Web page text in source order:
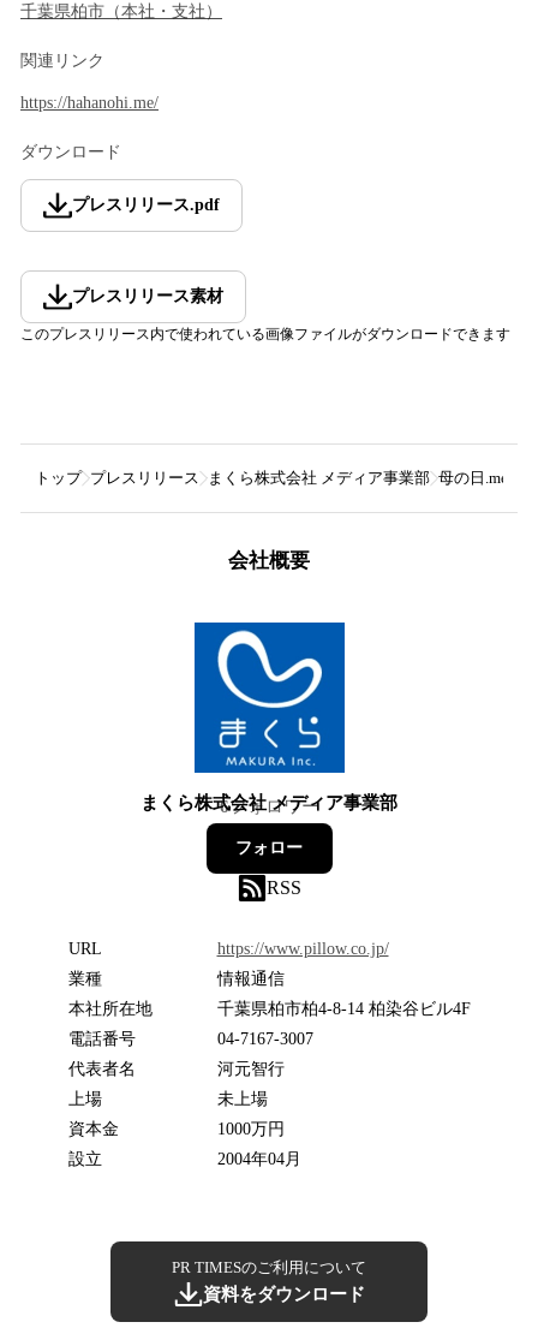
千葉県柏市 （本社・支社 ）
関連リンク
https://hahanohi.me/
ダウンロード
プレスリリース.pdf
プレスリリース素材
このプレスリリース内で使われている画像ファイルがダウンロードできます
トップ プレスリリース まくら株式会社 メディア事業部 母の日.me｜
会社概要
まくら株式会社 メディア事業部
6フォロワー
フォロー
RSS
URL
https://www.pillow.co.jp/
業種
情報通信
本社所在地
千葉県柏市柏4-8-14 柏染谷ビル4F
電話番号
04-7167-3007
代表者名
河元智行
上場
未上場
資本金
1000万円
設立
2004年04月
PR TIMESのご利用について
資料をダウンロード